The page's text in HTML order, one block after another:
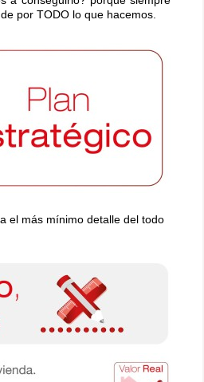
por TODO lo que hacemos.
el más mínimo detalle del todo